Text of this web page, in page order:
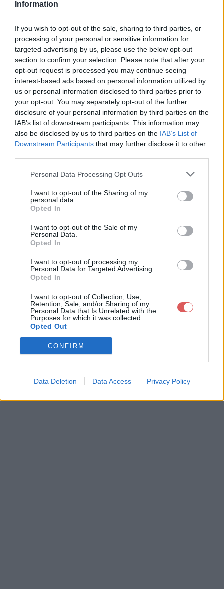
Information
If you wish to opt-out of the sale, sharing to third parties, or
processing of your personal or sensitive information for
targeted advertising by us, please use the below opt-out
section to confirm your selection. Please note that after your
opt-out request is processed you may continue seeing
interest-based ads based on personal information utilized by
us or personal information disclosed to third parties prior to
your opt-out. You may separately opt-out of the further
disclosure of your personal information by third parties on the
IAB’s list of downstream participants. This information may
also be disclosed by us to third parties on the IAB’s List of
Downstream Participants that may further disclose it to other
Personal Data Processing Opt Outs
I want to opt-out of the Sharing of my
personal data.
Opted In
I want to opt-out of the Sale of my
Personal Data.
Opted In
I want to opt-out of processing my
Personal Data for Targeted Advertising.
Opted In
I want to opt-out of Collection, Use,
Retention, Sale, and/or Sharing of my
Personal Data that Is Unrelated with the
Purposes for which it was collected.
Opted Out
CONFIRM
Data Deletion Data Access Privacy Policy
Télécharger le fichier (442 Ko)
Fichiers publics: 2026 202520242023 2022 2019
2015 2014 2013 2012
Mentions légales
Paramètres de confidentialité
Contact Webmaster
Petit-Fichier.fr est utilisateur et contributeur actif du projet
Protection Copyright